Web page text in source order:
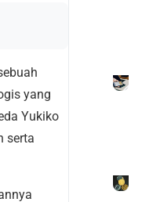
yang
Yukiko
serta